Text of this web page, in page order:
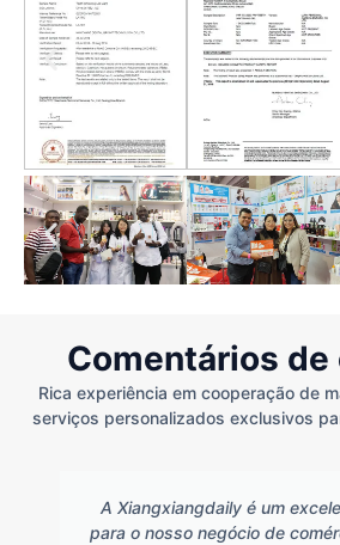
Comentários
Rica experiência em cooperação de
serviços personalizados exclusivos
A Xiangxiangdaily é um
para o nosso negócio de